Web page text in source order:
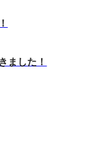
ました！